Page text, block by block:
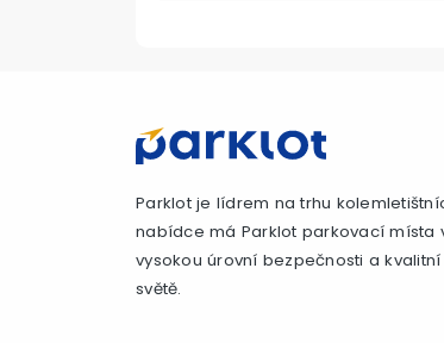
Parklot je lídrem na trhu
nabídce má Parklot parkovací místa
vysokou úrovní bezpečnosti a
světě.